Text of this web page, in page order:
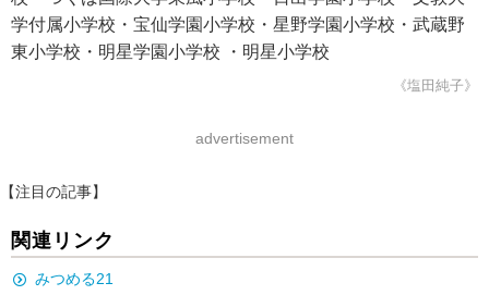
学付属小学校・宝仙学園小学校・星野学園小学校・武蔵野
東小学校・明星学園小学校 ・明星小学校
《塩田純子》
advertisement
【注目の記事】
関連リンク
みつめる21